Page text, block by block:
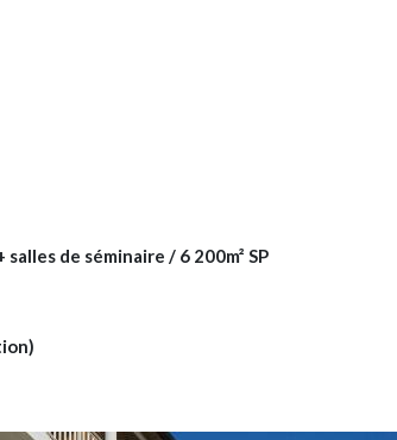
de séminaire / 6 200m² SP